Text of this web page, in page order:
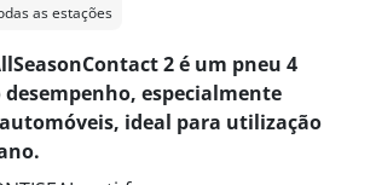
as estações
2 é um pneu 4
desempenho, especialmente
ideal para utilização